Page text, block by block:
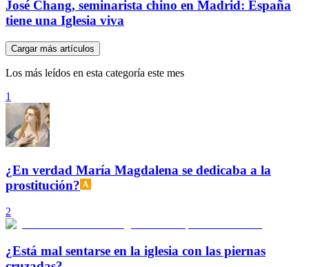
José Chang, seminarista chino en Madrid: España
tiene una Iglesia viva
Cargar más artículos
Los más leídos en esta categoría este mes
1
¿En verdad María Magdalena se dedicaba a la
prostitución?
2
¿Está mal sentarse en la iglesia con las piernas